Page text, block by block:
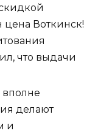
цена Воткинск!
что выдачи
вполне
делают
и